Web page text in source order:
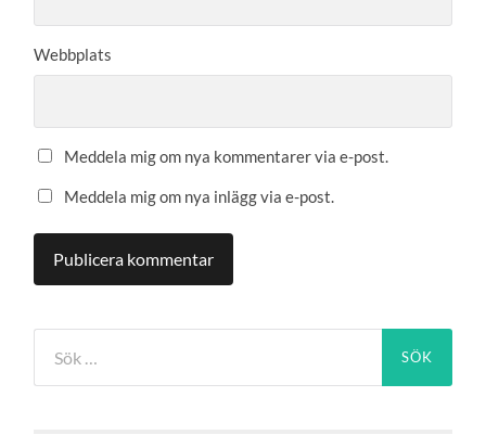
Webbplats
Meddela mig om nya kommentarer via e-post.
Meddela mig om nya inlägg via e-post.
efter: